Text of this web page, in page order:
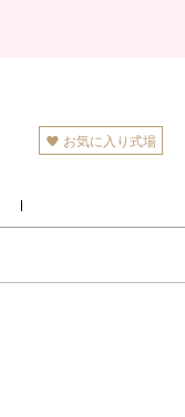
お気に入り式場